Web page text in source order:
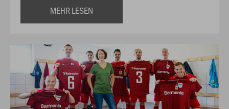
MEHR LESEN